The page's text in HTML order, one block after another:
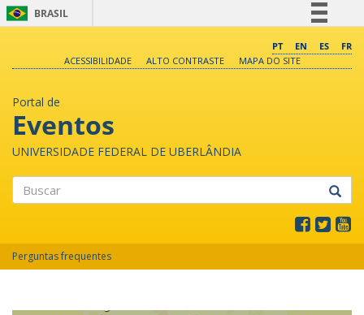
BRASIL
Comunica BR
PT EN ES
FR
ACESSIBILIDADE
ALTO CONTRASTE MAPA DO SITE
Portal de
Eventos
UNIVERSIDADE FEDERAL DE UBERLÂNDIA
Perguntas frequentes
XVII SEMINÁRIO NACIONAL O
UNO E O DIVERSO NA